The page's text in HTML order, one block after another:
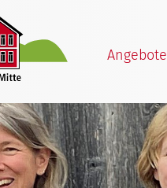
Angebote